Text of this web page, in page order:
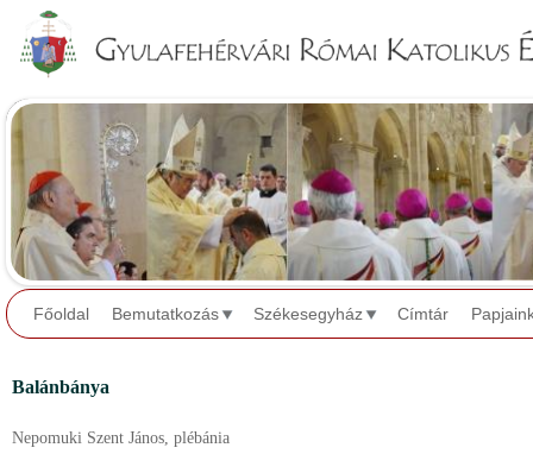
Főoldal Bemutatkozás Székesegyház Címtár
Balánbánya
Nepomuki Szent János, plébánia